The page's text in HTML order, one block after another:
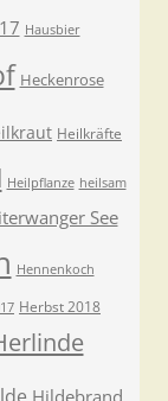
Hausbier
Heckenrose
Heilkräfte
Heilpflanze heilsam
See
Hennenkoch
Herbst 2018